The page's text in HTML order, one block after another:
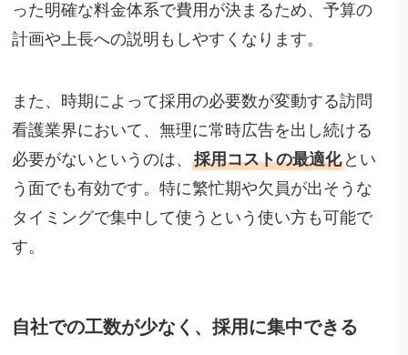
った明確な料金体系で費用が決まるため、予算の
計画や上長への説明もしやすくなります。
また、時期によって採用の必要数が変動する訪問
看護業界において、無理に常時広告を出し続ける
必要がないというのは、採用コストの最適化 とい
う面でも有効です。特に繁忙期や欠員が出そうな
タイミングで集中して使うという使い方も可能で
す。
自社での工数が少なく、採用に集中できる